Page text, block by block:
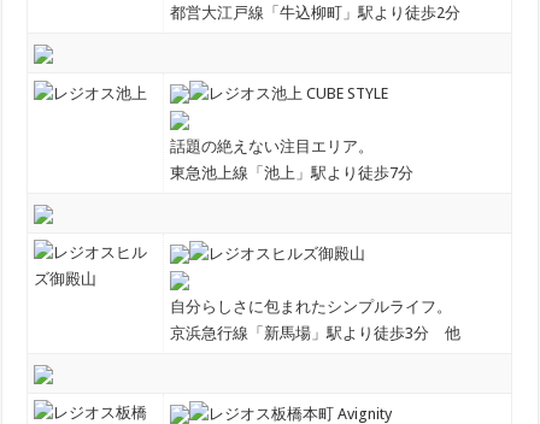
都営大江戸線「牛込柳町」駅より徒歩2分
話題の絶えない注目エリア。
東急池上線「池上」駅より徒歩7分
自分らしさに包まれたシンプルライフ。
京浜急行線「新馬場」駅より徒歩3分 他